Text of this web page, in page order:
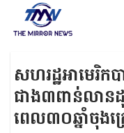
សហរដ្ឋអាមេរិក
ជាង៣ពាន់លានដុ
ពេល៣០ឆ្នាំចុង